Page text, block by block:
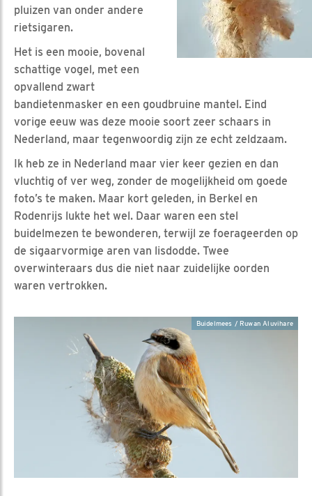
pluizen van onder andere
rietsigaren.
Het is een mooie, bovenal
schattige vogel, met een
opvallend zwart
bandietenmasker en een goudbruine mantel. Eind
vorige eeuw was deze mooie soort zeer schaars in
Nederland, maar tegenwoordig zijn ze echt zeldzaam.
Ik heb ze in Nederland maar vier keer gezien en dan
vluchtig of ver weg, zonder de mogelijkheid om goede
foto’s te maken. Maar kort geleden, in Berkel en
Rodenrijs lukte het wel. Daar waren een stel
buidelmezen te bewonderen, terwijl ze foerageerden op
de sigaarvormige aren van lisdodde. Twee
overwinteraars dus die niet naar zuidelijke oorden
waren vertrokken.
Buidelmees / Ruwan Aluvihare